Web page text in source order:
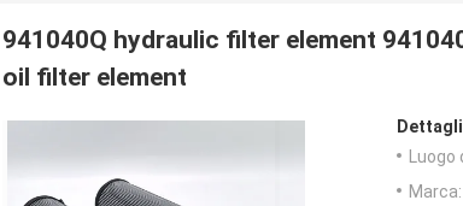
941040Q hydraulic filter element
oil filter element
Luogo
Marca: